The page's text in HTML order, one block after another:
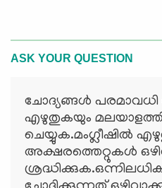
ASK YOUR QUESTION
ചോദ്യങ്ങള്‍ പരമാവധി
എഴുതുകയും
ചെയ്യുക.മംഗ്ലീഷില്‍
അക്ഷരത്തെറ്റുകള്‍